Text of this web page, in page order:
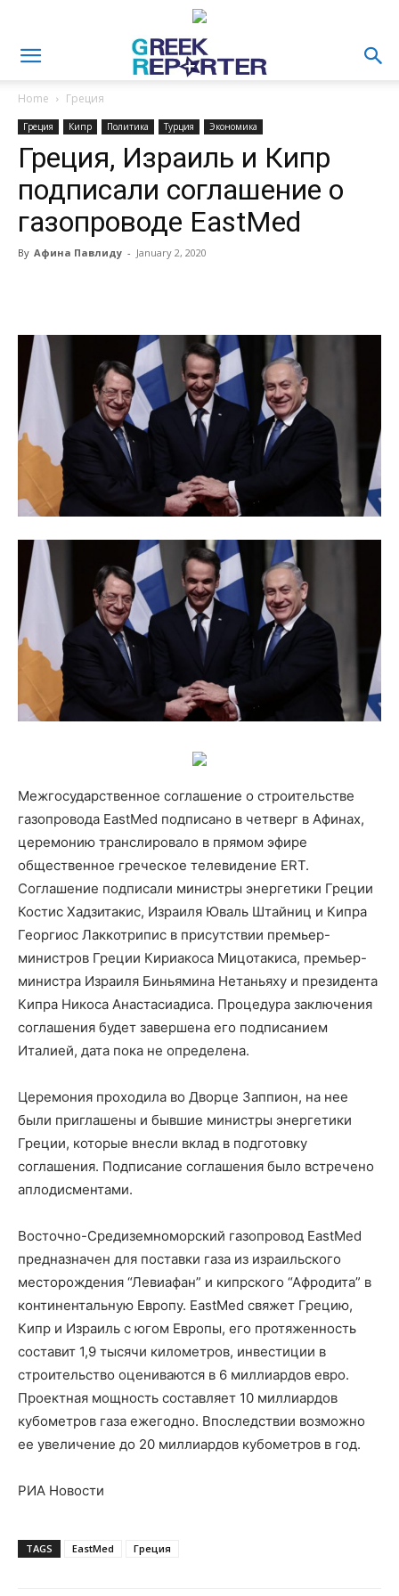
Home Греция
Греция Кипр Политика Турция Экономика
Греция, Израиль и Кипр
подписали соглашение о
газопроводе EastMed
By Афина Павлиду - January 2, 2020
Межгосударственное соглашение о строительстве
газопровода EastMed подписано в четверг в Афинах,
церемонию транслировало в прямом эфире
общественное греческое телевидение ERT.
Соглашение подписали министры энергетики Греции
Костис Хадзитакис, Израиля Юваль Штайниц и Кипра
Георгиос Лаккотрипис в присутствии премьер-
министров Греции Кириакоса Мицотакиса, премьер-
министра Израиля Биньямина Нетаньяху и президента
Кипра Никоса Анастасиадиса. Процедура заключения
соглашения будет завершена его подписанием
Италией, дата пока не определена.
Церемония проходила во Дворце Заппион, на нее
были приглашены и бывшие министры энергетики
Греции, которые внесли вклад в подготовку
соглашения. Подписание соглашения было встречено
аплодисментами.
Восточно-Средиземноморский газопровод EastMed
предназначен для поставки газа из израильского
месторождения “Левиафан” и кипрского “Афродита” в
континентальную Европу. EastMed свяжет Грецию,
Кипр и Израиль с югом Европы, его протяженность
составит 1,9 тысячи километров, инвестиции в
строительство оцениваются в 6 миллиардов евро.
Проектная мощность составляет 10 миллиардов
кубометров газа ежегодно. Впоследствии возможно
ее увеличение до 20 миллиардов кубометров в год.
РИА Новости
TAGS EastMed Греция